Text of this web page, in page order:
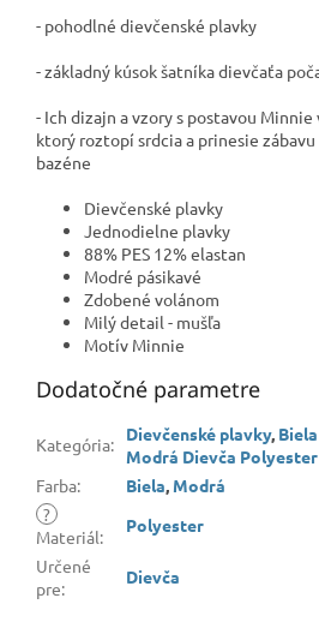
- pohodlné dievčenské plavky
- základný kúsok šatníka dievčaťa
- Ich dizajn a vzory s postavou
ktorý roztopí srdcia a prinesie
bazéne
Dievčenské plavky
Jednodielne plavky
88% PES 12% elastan
Modré pásikavé
Zdobené volánom
Milý detail - mušľa
Motív Minnie
Dodatočné parametre
Kategória: Dievčenské plavky,
Modrá Dievča Polyester
Farba: Biela, Modrá
?
Materiál:
Polyester
Určené
pre:
Dievča